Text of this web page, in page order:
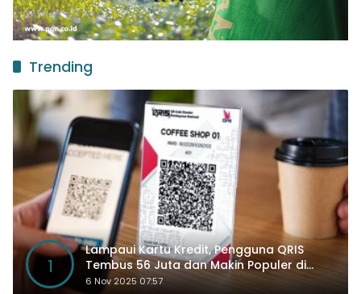
Trending
1
Lampaui Kartu Kredit, Pengguna QRIS
Tembus 56 Juta dan Makin Populer di
Kancah Global
6 Nov 2025 07:57